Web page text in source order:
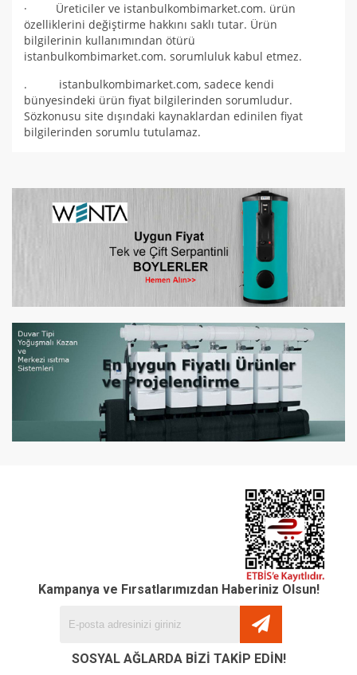
· Üreticiler ve istanbulkombimarket.com. ürün
özelliklerini değiştirme hakkını saklı tutar. Ürün
bilgilerinin kullanımından ötürü
istanbulkombimarket.com. sorumluluk kabul etmez.
. istanbulkombimarket.com, sadece kendi
bünyesindeki ürün fiyat bilgilerinden sorumludur.
Sözkonusu site dışındaki kaynaklardan edinilen fiyat
bilgilerinden sorumlu tutulamaz.
Kampanya ve Fırsatlarımızdan Haberiniz Olsun!
SOSYAL AĞLARDA BİZİ TAKİP EDİN!